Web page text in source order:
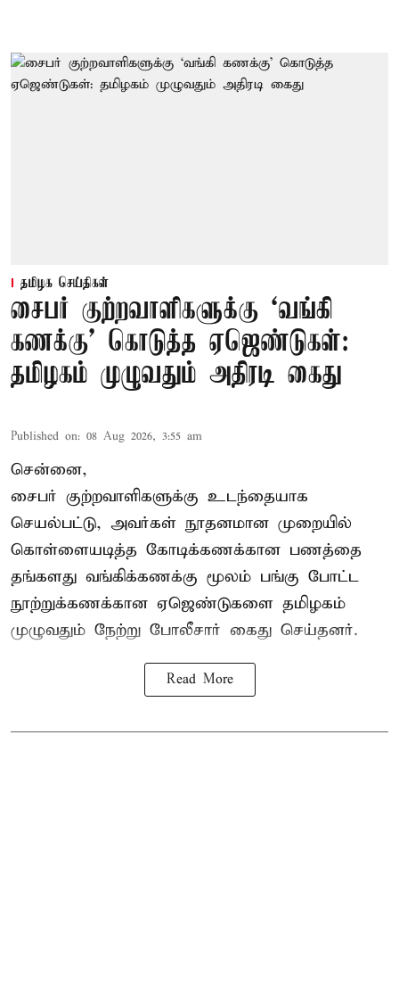
தமிழக செய்திகள்
சைபர் குற்றவாளிகளுக்கு ‘வங்கி
கணக்கு’ கொடுத்த ஏஜெண்டுகள்:
தமிழகம் முழுவதும் அதிரடி கைது
Published on: 08 Aug 2026, 3:55 am
சென்னை,
சைபர் குற்றவாளிகளுக்கு உடந்தையாக
செயல்பட்டு, அவர்கள் நூதனமான முறையில்
கொள்ளையடித்த கோடிக்கணக்கான பணத்தை
தங்களது வங்கிக்கணக்கு மூலம் பங்கு போட்ட
நூற்றுக்கணக்கான ஏஜெண்டுகளை தமிழகம்
முழுவதும் நேற்று போலீசார் கைது செய்தனர்.
Read More